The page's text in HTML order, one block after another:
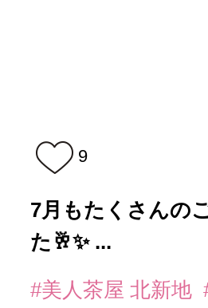
9
7月もたくさんの
た🥂✨ ...
#美人茶屋 北新地